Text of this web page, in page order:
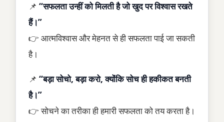
📌 “सफलता उन्हीं को मिलती है जो खुद पर विश्वास रखते
हैं।”
👉 आत्मविश्वास और मेहनत से ही सफलता पाई जा सकती
है।
📌 “बड़ा सोचो, बड़ा करो, क्योंकि सोच ही हकीकत बनती
है।”
👉 सोचने का तरीका ही हमारी सफलता को तय करता है।